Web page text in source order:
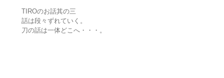
TIROのお話其の三
話は段々ずれていく。
刀の話は一体どこへ・・・。